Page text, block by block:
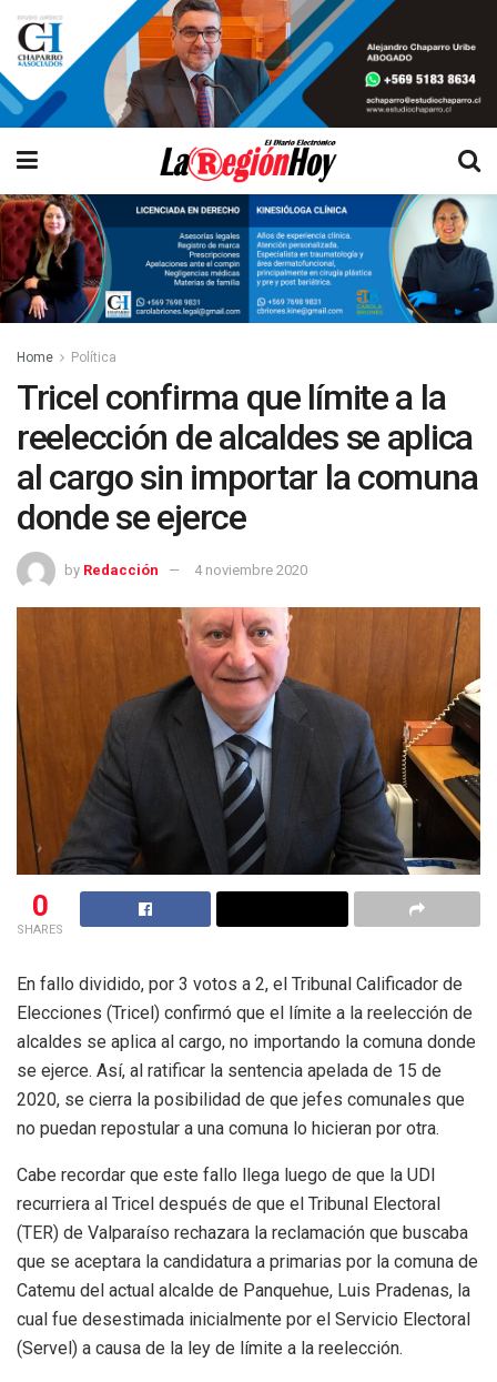
Home Política
Tricel confirma que límite a la
reelección de alcaldes se aplica
al cargo sin importar la comuna
donde se ejerce
by Redacción 4 noviembre 2020
0
SHARES
En fallo dividido, por 3 votos a 2, el Tribunal Calificador de
Elecciones (Tricel) confirmó que el límite a la reelección de
alcaldes se aplica al cargo, no importando la comuna donde
se ejerce. Así, al ratificar la sentencia apelada de 15 de
2020, se cierra la posibilidad de que jefes comunales que
no puedan repostular a una comuna lo hicieran por otra.
Cabe recordar que este fallo llega luego de que la UDI
recurriera al Tricel después de que el Tribunal Electoral
(TER) de Valparaíso rechazara la reclamación que buscaba
que se aceptara la candidatura a primarias por la comuna de
Catemu del actual alcalde de Panquehue, Luis Pradenas, la
cual fue desestimada inicialmente por el Servicio Electoral
(Servel) a causa de la ley de límite a la reelección.